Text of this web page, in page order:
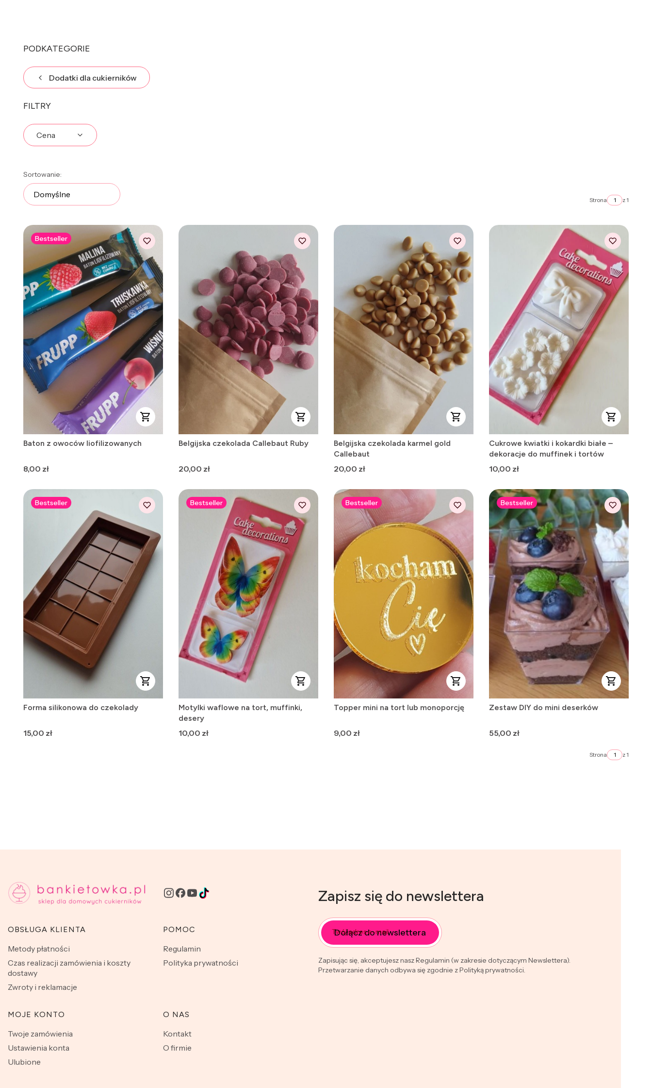
PODKATEGORIE
Dodatki dla cukierników
FILTRY
Cena
Lista produktów
Sortowanie:
Domyślne
Strona z 1
Bestseller
Baton z owoców liofilizowanych
Cena
8,00 zł
Belgijska czekolada Callebaut Ruby
Cena
20,00 zł
Belgijska czekolada karmel gold
Callebaut
Cena
20,00 zł
Cukrowe kwiatki i kokardki białe –
dekoracje do muffinek i tortów
Cena
10,00 zł
Bestseller
Forma silikonowa do czekolady
Cena
15,00 zł
Bestseller
Motylki waflowe na tort, muffinki,
desery
Cena
10,00 zł
Bestseller
Topper mini na tort lub monoporcję
Cena
9,00 zł
Bestseller
Zestaw DIY do mini deserków
Cena
55,00 zł
Strona z 1
Linki w stopce
OBSŁUGA KLIENTA
Metody płatności
Czas realizacji zamówienia i koszty
dostawy
Zwroty i reklamacje
POMOC
Regulamin
Polityka prywatności
MOJE KONTO
Twoje zamówienia
Ustawienia konta
Ulubione
O NAS
Kontakt
O firmie
Zapisz się do newslettera
Twój adres e-mail
Dołącz do newslettera
Zapisując się, akceptujesz nasz Regulamin (w zakresie dotyczącym Newslettera).
Przetwarzanie danych odbywa się zgodnie z Polityką prywatności.